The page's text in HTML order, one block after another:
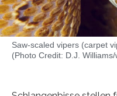
Saw-scaled vipers (carpet
(Photo Credit: D.J.